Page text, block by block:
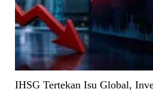
IHSG Tertekan Isu Global,